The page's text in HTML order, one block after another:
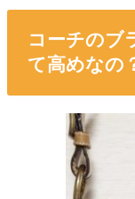
コーチのブ
て高めなの